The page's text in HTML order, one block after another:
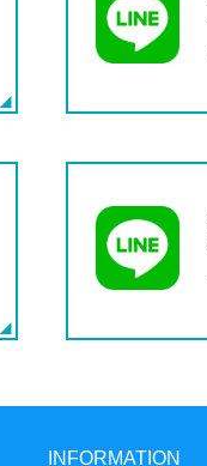
INFORMATION